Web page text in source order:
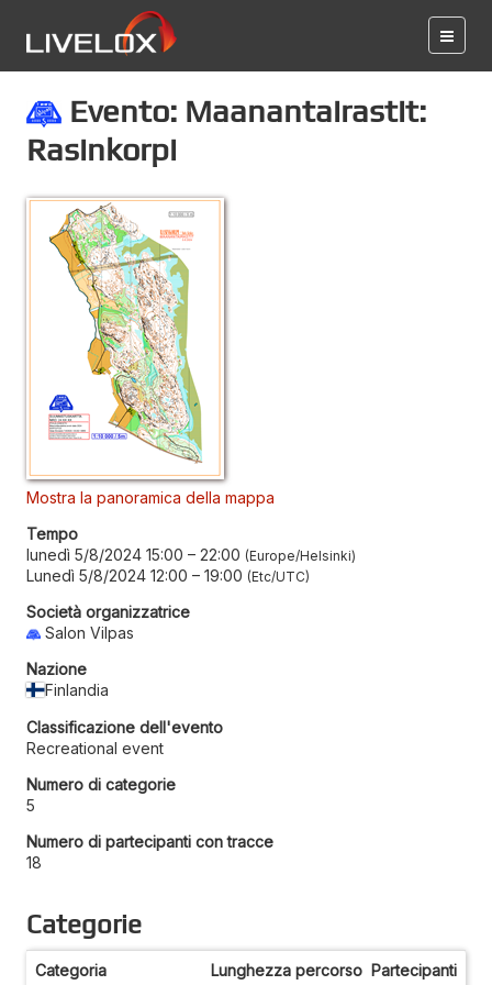
Evento: Maanantairastit:
Rasinkorpi
Mostra la panoramica della mappa
Tempo
lunedì 5/8/2024 15:00 – 22:00 Europe/Helsinki
Lunedì 5/8/2024 12:00 – 19:00 Etc/UTC
Società organizzatrice
Salon Vilpas
Nazione
Finlandia
Classificazione dell'evento
Recreational event
Numero di categorie
5
Numero di partecipanti con tracce
18
Categorie
Categoria Lunghezza percorso Partecipanti